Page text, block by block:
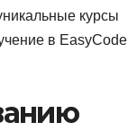
курсы
в EasyCode